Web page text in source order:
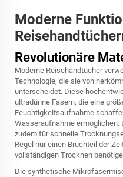
Moderne
Revolutionäre
Moderne Reisehandtücher
Technologie, die sie von
unterscheidet. Diese
ultradünne Fasern, die eine
Feuchtigkeitsaufnahme
Wasseraufnahme ermöglichen.
zudem für schnelle
Regel nur einen Bruchteil der
vollständigen Trocknen
Die synthetische